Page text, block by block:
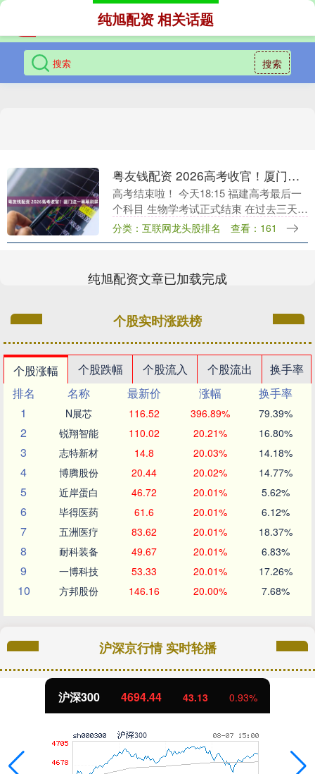
搜索
纯旭配资 相关话题
粤友钱配资 2026高考收官！厦门这一幕幕刷屏
高考结束啦！ 今天18:15 福建高考最后一
个科目 生物学考试正式结束 在过去三天里
厦门3.01万名考生 执笔为剑，为梦想而战
奋力书写青春答卷 这一刻 有激....
分类：互联网龙头股排名 查看：161
纯旭配资文章已加载完成
个股实时涨跌榜
个股涨幅 个股跌幅 个股流入 个股流出
换手率
排名
名称 最新价 涨幅
换手率
1
N展芯 116.52 396.89% 79.39%
2 锐翔智能 110.02 20.21% 16.80%
3 志特新材 14.8 20.03% 14.18%
4 博腾股份 20.44 20.02% 14.77%
5 近岸蛋白 46.72 20.01% 5.62%
6 毕得医药 61.6 20.01% 6.12%
7 五洲医疗 83.62 20.01% 18.37%
8 耐科装备 49.67 20.01% 6.83%
9 一博科技 53.33 20.01% 17.26%
10 方邦股份 146.16 20.00% 7.68%
沪深京行情 实时轮播
沪深300 4694.44 43.13 0.93%